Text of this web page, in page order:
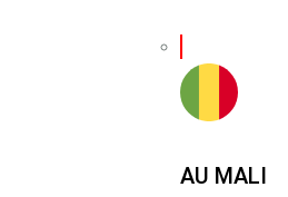
AU MALI